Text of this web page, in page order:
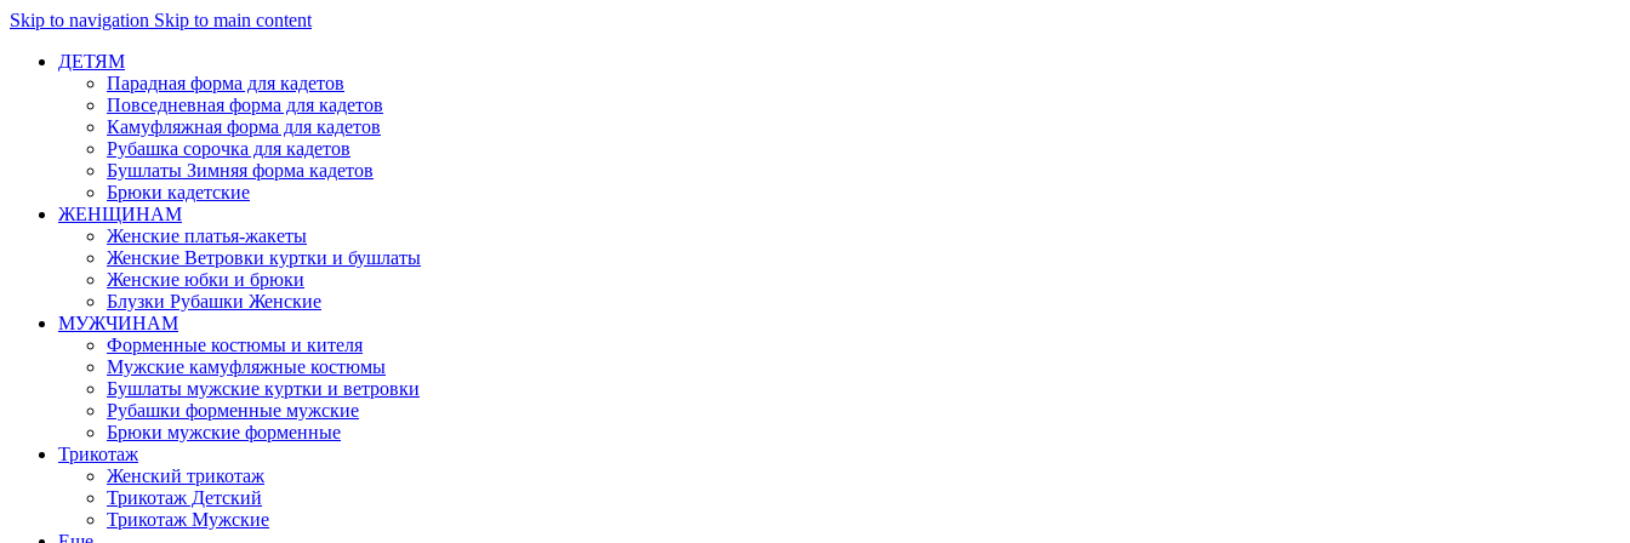
Skip to navigation Skip to main content
ДЕТЯМ
Парадная форма для кадетов
Повседневная форма для кадетов
Камуфляжная форма для кадетов
Рубашка сорочка для кадетов
Бушлаты Зимняя форма кадетов
Брюки кадетские
ЖЕНЩИНАМ
Женские платья-жакеты
Женские Ветровки куртки и бушлаты
Женские юбки и брюки
Блузки Рубашки Женские
МУЖЧИНАМ
Форменные костюмы и кителя
Мужские камуфляжные костюмы
Бушлаты мужские куртки и ветровки
Рубашки форменные мужские
Брюки мужские форменные
Трикотаж
Женский трикотаж
Трикотаж Детский
Трикотаж Мужские